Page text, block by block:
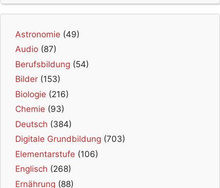
Astronomie (49)
Audio (87)
Berufsbildung (54)
Bilder (153)
Biologie (216)
Chemie (93)
Deutsch (384)
Digitale Grundbildung (703)
Elementarstufe (106)
Englisch (268)
Ernährung (88)